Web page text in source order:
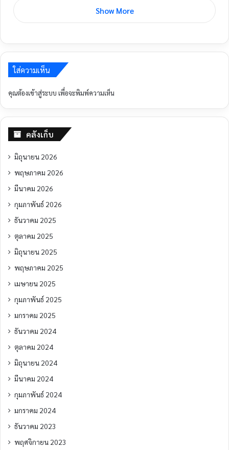
Show More
ใส่ความเห็น
คุณต้องเข้าสู่ระบบ เพื่อจะพิมพ์ความเห็น
คลังเก็บ
มิถุนายน 2026
พฤษภาคม 2026
มีนาคม 2026
กุมภาพันธ์ 2026
ธันวาคม 2025
ตุลาคม 2025
มิถุนายน 2025
พฤษภาคม 2025
เมษายน 2025
กุมภาพันธ์ 2025
มกราคม 2025
ธันวาคม 2024
ตุลาคม 2024
มิถุนายน 2024
มีนาคม 2024
กุมภาพันธ์ 2024
มกราคม 2024
ธันวาคม 2023
พฤศจิกายน 2023